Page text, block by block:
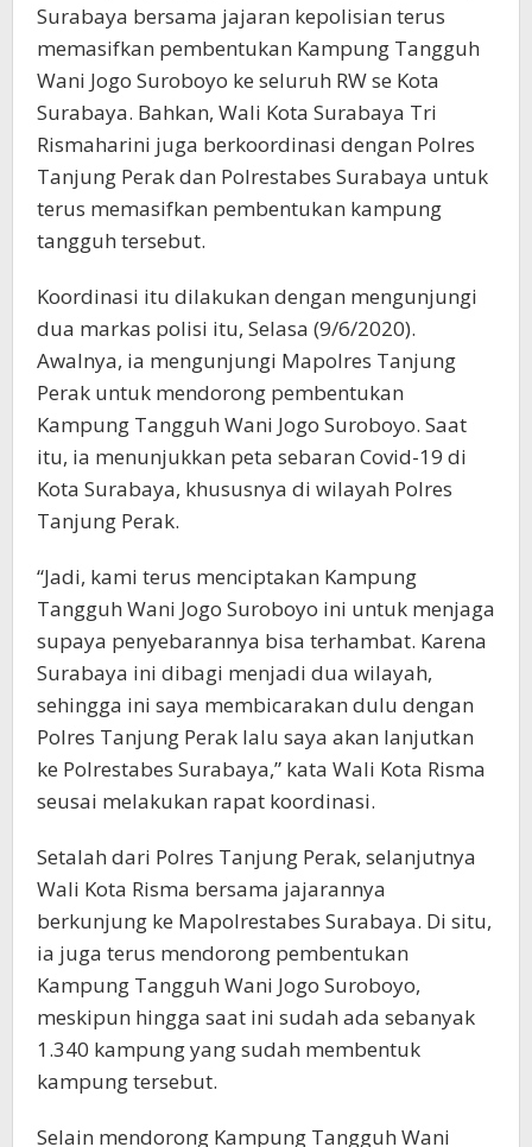
Surabaya bersama jajaran kepolisian terus
memasifkan pembentukan Kampung Tangguh
Wani Jogo Suroboyo ke seluruh RW se Kota
Surabaya. Bahkan, Wali Kota Surabaya Tri
Rismaharini juga berkoordinasi dengan Polres
Tanjung Perak dan Polrestabes Surabaya untuk
terus memasifkan pembentukan kampung
tangguh tersebut.
Koordinasi itu dilakukan dengan mengunjungi
dua markas polisi itu, Selasa (9/6/2020).
Awalnya, ia mengunjungi Mapolres Tanjung
Perak untuk mendorong pembentukan
Kampung Tangguh Wani Jogo Suroboyo. Saat
itu, ia menunjukkan peta sebaran Covid-19 di
Kota Surabaya, khususnya di wilayah Polres
Tanjung Perak.
“Jadi, kami terus menciptakan Kampung
Tangguh Wani Jogo Suroboyo ini untuk menjaga
supaya penyebarannya bisa terhambat. Karena
Surabaya ini dibagi menjadi dua wilayah,
sehingga ini saya membicarakan dulu dengan
Polres Tanjung Perak lalu saya akan lanjutkan
ke Polrestabes Surabaya,” kata Wali Kota Risma
seusai melakukan rapat koordinasi.
Setalah dari Polres Tanjung Perak, selanjutnya
Wali Kota Risma bersama jajarannya
berkunjung ke Mapolrestabes Surabaya. Di situ,
ia juga terus mendorong pembentukan
Kampung Tangguh Wani Jogo Suroboyo,
meskipun hingga saat ini sudah ada sebanyak
1.340 kampung yang sudah membentuk
kampung tersebut.
Selain mendorong Kampung Tangguh Wani